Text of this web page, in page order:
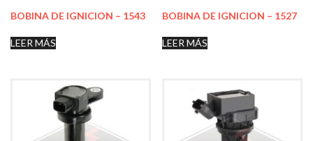
BOBINA DE IGNICION – 1543
LEER MÁS
BOBINA DE IGNICION – 1527
LEER MÁS